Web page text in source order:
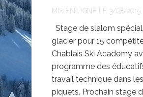
MIS EN LIGNE LE 3/08/2015
Stage de slalom
glacier pour 15
Chablais Ski Academy
programme des
travail technique dans les
piquets. Prochain stage